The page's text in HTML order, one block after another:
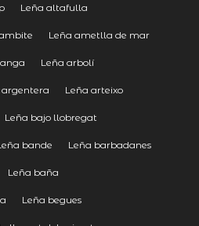
Leña altafulla
Leña ametlla de mar
Leña arbolí
argentera Leña arteixo
Leña bajo llobregat
bande Leña barbadanes
Leña baña
Leña begues